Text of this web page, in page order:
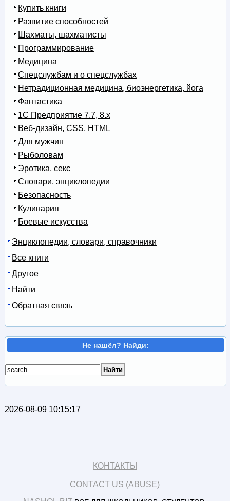
Купить книги
Развитие способностей
Шахматы, шахматисты
Программирование
Медицина
Спецслужбам и о спецслужбах
Нетрадиционная медицина, биоэнергетика, йога
Фантастика
1С Предприятие 7.7, 8.x
Веб-дизайн, CSS, HTML
Для мужчин
Рыболовам
Эротика, секс
Словари, энциклопедии
Безопасность
Кулинария
Боевые искусства
Энциклопедии, словари, справочники
Все книги
Другое
Найти
Обратная связь
Не нашёл? Найди:
2026-08-09 10:15:17
КОНТАКТЫ
CONTACT US (ABUSE)